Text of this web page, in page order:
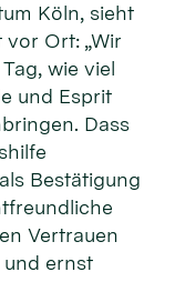
Köln, sieht
Ort: „Wir
wie viel
und Esprit
Dass
Bestätigung
Vertrauen
ernst